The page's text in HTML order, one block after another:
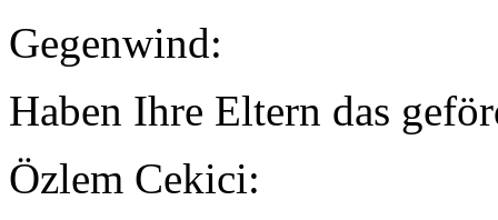
Gegenwind:
Haben Ihre Eltern das
Özlem Cekici: